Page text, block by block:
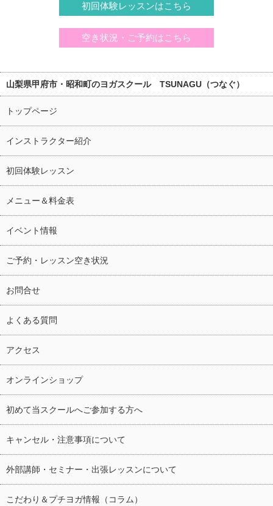
初回体験レッスンはこちら
空き状況・ご予約はこちら
山梨県甲府市・昭和町のヨガスクール TSUNAGU（つなぐ）
トップページ
インストラクター紹介
初回体験レッスン
メニュー＆料金表
イベント情報
ご予約・レッスン空き状況
お問合せ
よくある質問
アクセス
オンラインショップ
初めて当スクールへご参加する方へ
キャンセル・注意事項について
外部講師・セミナー・出張レッスンについて
こだわり＆プチヨガ情報（コラム）